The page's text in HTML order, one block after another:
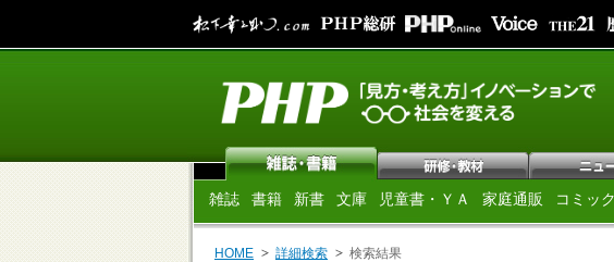
雑誌 書籍 新書 文庫 児童書・ＹＡ 家庭通販 コミック
HOME 詳細検索
検索結果